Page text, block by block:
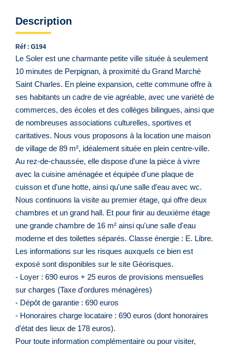
Description
Réf : G194
Le Soler est une charmante petite ville située à seulement
10 minutes de Perpignan, à proximité du Grand Marché
Saint Charles. En pleine expansion, cette commune offre à
ses habitants un cadre de vie agréable, avec une variété de
commerces, des écoles et des collèges bilingues, ainsi que
de nombreuses associations culturelles, sportives et
caritatives. Nous vous proposons à la location une maison
de village de 89 m², idéalement située en plein centre-ville.
Au rez-de-chaussée, elle dispose d'une la pièce à vivre
avec la cuisine aménagée et équipée d'une plaque de
cuisson et d'une hotte, ainsi qu'une salle d'eau avec wc.
Nous continuons la visite au premier étage, qui offre deux
chambres et un grand hall. Et pour finir au deuxième étage
une grande chambre de 16 m² ainsi qu'une salle d'eau
moderne et des toilettes séparés. Classe énergie : E. Libre.
Les informations sur les risques auxquels ce bien est
exposé sont disponibles sur le site Géorisques.
- Loyer : 690 euros + 25 euros de provisions mensuelles
sur charges (Taxe d'ordures ménagères)
- Dépôt de garantie : 690 euros
- Honoraires charge locataire : 690 euros (dont honoraires
d'état des lieux de 178 euros).
Pour toute information complémentaire ou pour visiter,